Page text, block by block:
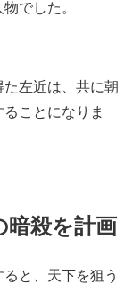
でした。
左近は、共に朝
ことになりま
暗殺を計画
と、天下を狙う